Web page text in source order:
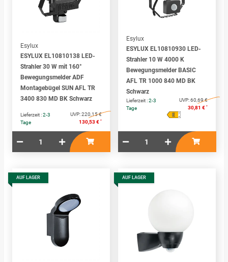
Esylux
ESYLUX EL10810138 LED-
Strahler 30 W mit 160°
Bewegungsmelder ADF
Montagebügel SUN AFL TR
3400 830 MD BK Schwarz
Lieferzeit :2-3
Tage
UVP:220,15 €
130,53 € *
Esylux
ESYLUX EL10810930 LED-
Strahler 10 W 4000 K
Bewegungsmelder BASIC
AFL TR 1000 840 MD BK
Schwarz
Lieferzeit :2-3
Tage
UVP:60,69 €
30,81 € *
A
↑
G
E
AUF LAGER AUF LAGER